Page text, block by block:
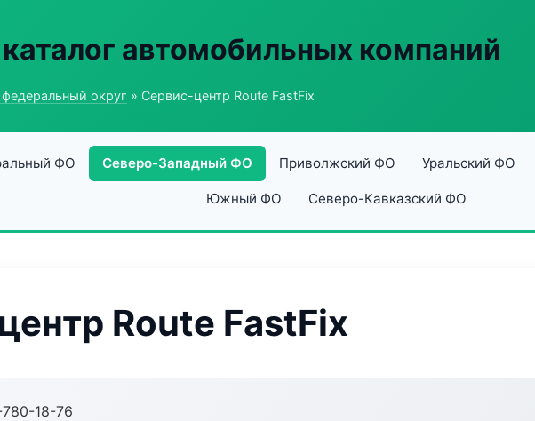
автомобильных компаний
округ » Сервис-центр Route FastFix
ФО Северо-Западный ФО Приволжский ФО Уральский ФО
Южный ФО Северо-Кавказский ФО
Route FastFix
18-76